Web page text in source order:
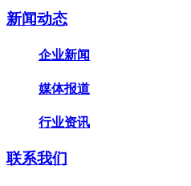
新闻动态
企业新闻
媒体报道
行业资讯
联系我们